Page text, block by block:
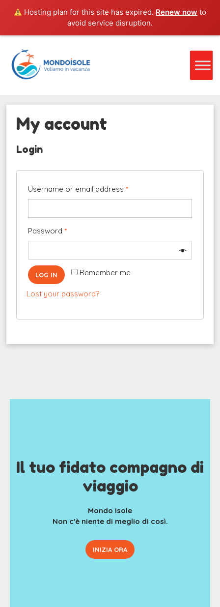
Hosting plan for this site has expired. Renew now to
avoid service disruption.
My account
Login
Username or email address*
Password*
Remember me
LOG IN
Lost your password?
Il tuo fidato compagno di
viaggio
Mondo Isole
Non c'è niente di meglio di così.
INIZIA ORA